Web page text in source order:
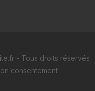
- Tous droits réservés
consentement